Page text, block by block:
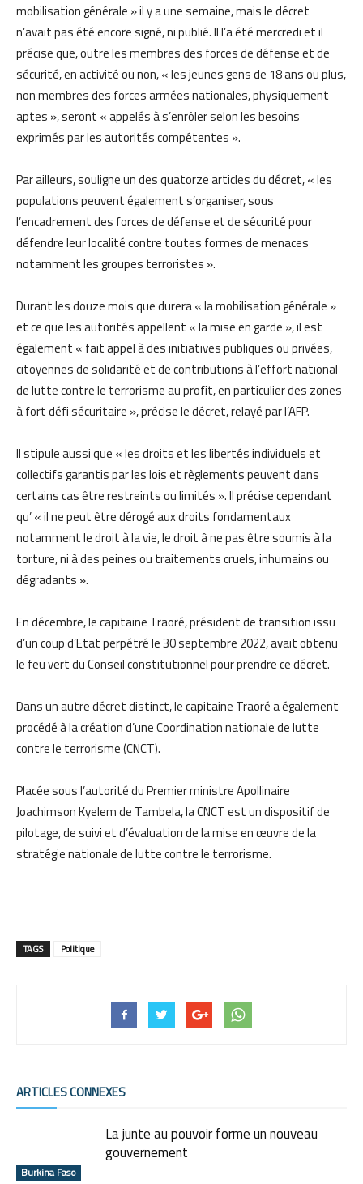
mobilisation générale » il y a une semaine, mais le décret
n’avait pas été encore signé, ni publié. Il l’a été mercredi et il
précise que, outre les membres des forces de défense et de
sécurité, en activité ou non, « les jeunes gens de 18 ans ou plus,
non membres des forces armées nationales, physiquement
aptes », seront « appelés à s’enrôler selon les besoins
exprimés par les autorités compétentes ».
Par ailleurs, souligne un des quatorze articles du décret, « les
populations peuvent également s’organiser, sous
l’encadrement des forces de défense et de sécurité pour
défendre leur localité contre toutes formes de menaces
notamment les groupes terroristes ».
Durant les douze mois que durera « la mobilisation générale »
et ce que les autorités appellent « la mise en garde », il est
également « fait appel à des initiatives publiques ou privées,
citoyennes de solidarité et de contributions à l’effort national
de lutte contre le terrorisme au profit, en particulier des zones
à fort défi sécuritaire », précise le décret, relayé par l’AFP.
Il stipule aussi que « les droits et les libertés individuels et
collectifs garantis par les lois et règlements peuvent dans
certains cas être restreints ou limités ». Il précise cependant
qu’ « il ne peut être dérogé aux droits fondamentaux
notamment le droit à la vie, le droit â ne pas être soumis à la
torture, ni à des peines ou traitements cruels, inhumains ou
dégradants ».
En décembre, le capitaine Traoré, président de transition issu
d’un coup d’Etat perpétré le 30 septembre 2022, avait obtenu
le feu vert du Conseil constitutionnel pour prendre ce décret.
Dans un autre décret distinct, le capitaine Traoré a également
procédé à la création d’une Coordination nationale de lutte
contre le terrorisme (CNCT).
Placée sous l’autorité du Premier ministre Apollinaire
Joachimson Kyelem de Tambela, la CNCT est un dispositif de
pilotage, de suivi et d’évaluation de la mise en œuvre de la
stratégie nationale de lutte contre le terrorisme.
TAGS Politique
ARTICLES CONNEXES
Burkina Faso
La junte au pouvoir forme un nouveau
gouvernement